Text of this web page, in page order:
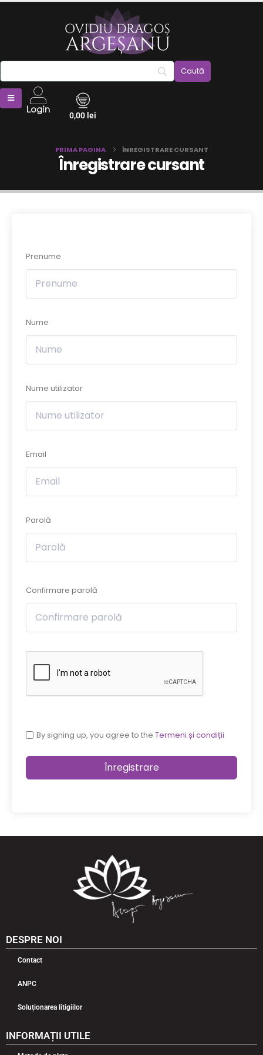
Login 0,00 lei
PRIMA PAGINA ÎNREGISTRARE CURSANT
Înregistrare cursant
Prenume
Nume
Nume utilizator
Email
Parolă
Confirmare parolă
By signing up, you agree to the Termeni și condiții
Înregistrare
DESPRE NOI
Contact
ANPC
Soluționarea litigiilor
INFORMAȚII UTILE